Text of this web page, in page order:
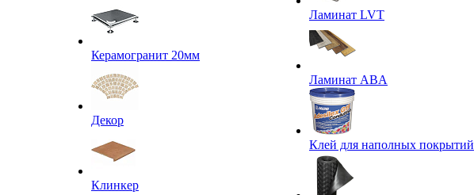
Керамогранит 20мм
Декор
Клинкер
Ламинат LVT
Ламинат ABA
Клей для наполных покрытий